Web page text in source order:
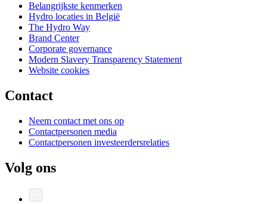
Belangrijkste kenmerken
Hydro locaties in België
The Hydro Way
Brand Center
Corporate governance
Modern Slavery Transparency Statement
Website cookies
Contact
Neem contact met ons op
Contactpersonen media
Contactpersonen investeerdersrelaties
Volg ons